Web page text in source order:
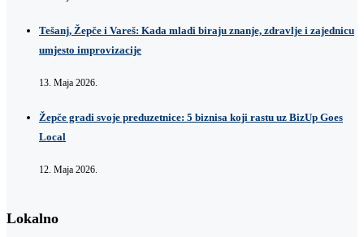
Tešanj, Žepče i Vareš: Kada mladi biraju znanje, zdravlje i zajednicu
umjesto improvizacije
13. Maja 2026.
Žepče gradi svoje preduzetnice: 5 biznisa koji rastu uz BizUp Goes
Local
12. Maja 2026.
Lokalno